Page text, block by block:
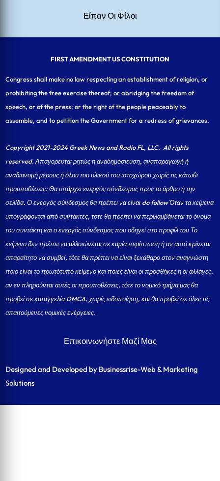
Είπαν Οι Φίλοι
FIRST AMENDMENT US CONSTITUTION
Congress shall make no law respecting an establishment of religion, or
prohibiting the free exercise thereof; or abridging the freedom of
speech, or of the press; or the right of the people peaceably to
assemble, and to petition the Government for a redress of grievances.
Copyright 2021-2024 Greek News and Radio FL, LLC. All rights
reserved. Απαγορεύται ρητώς η αναδημοσίευση, αναπαραγωγή ή
αναδιανομή μέρους ή όλου του υλικού του ιστοχώρου χωρίς τις κάτωθι
προυποθέσεις: Θα υπάρχει ενεργός σύνδεσμος προς το άρθρο ή την
σελίδα.Ο ενεργός σύνδεσμος θα πρέπει να είναι do follow Όταν τα κείμενα
υπογράφονται από συντάκτες, τότε θα πρέπει να περιλαμβάνεται το όνομα
του συντάκτη και ο ενεργός σύνδεσμος που οδηγεί στο προφίλ του Το
κείμενο δεν πρέπει να αλλοιώνεται σε καμία περίπτωση ή αν αυτό κρίνεται
απαραίτητο να συμβεί, τότε θα πρέπει να είναι ξεκάθαρο στον αναγνώστη
ποιο είναι το πρωτότυπο κείμενο και ποιες είναι οι προσθήκες ή οι αλλαγές.
αν εν πληρούνται αυτές οι προυποθέσεις, τότε το νομικό τμήμα μας θα
προβεί σε καταγγελία DMCA, χωρίς ειδοποίηση, και θα προβεί σε όλες τις
απαιτούμενες νομικές ενέργειες.
Επικοινωνήστε Μαζί Μας
Designed and Developed by Businessrise-Web & Marketing
Solutions